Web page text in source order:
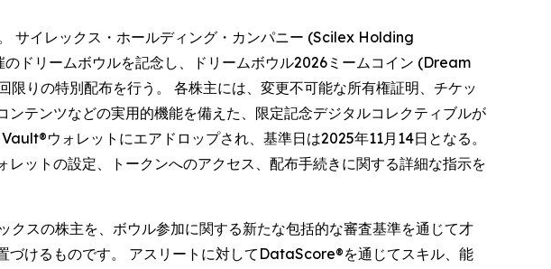
サイレックス・ホールディング・カンパニー (Scilex Holding
ドリームボウルを記念し、ドリームボウル2026ミームコイン (Dream
りの特別配布を行う。 各株主には、変更不可能な所有権証明、チケッ
テンツなどの実用的機能を備えた、限定記念デジタルコレクティブルが
ウォレットにエアドロップされ、基準日は2025年11月14日となる。
ットの設定、トークンへのアクセス、配布手続きに関する詳細な指示を
スの株主を、ボウル参加に関する新たな包括的な審査基準を通じて才
づけるものです。 アスリートに対してDataScore®を通じてスキル、能